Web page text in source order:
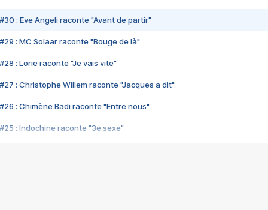
#30 : Eve Angeli raconte "Avant de partir"
#29 : MC Solaar raconte "Bouge de là"
#28 : Lorie raconte "Je vais vite"
#27 : Christophe Willem raconte "Jacques a dit"
#26 : Chimène Badi raconte "Entre nous"
#25 : Indochine raconte "3e sexe"